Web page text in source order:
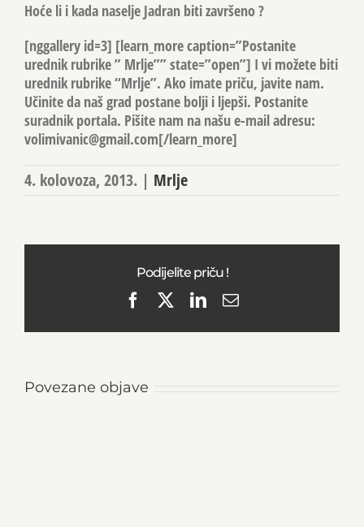
Hoće li i kada naselje Jadran biti završeno ?
[nggallery id=3] [learn_more caption=”Postanite
urednik rubrike ” Mrlje”” state=”open”] I vi možete biti
urednik rubrike “Mrlje”. Ako imate priču, javite nam.
Učinite da naš grad postane bolji i ljepši. Postanite
suradnik portala. Pišite nam na našu e-mail adresu:
volimivanic@gmail.com[/learn_more]
4. kolovoza, 2013. | Mrlje
Podijelite priču !
FacebookLinkedIn
Email
Povezane objave